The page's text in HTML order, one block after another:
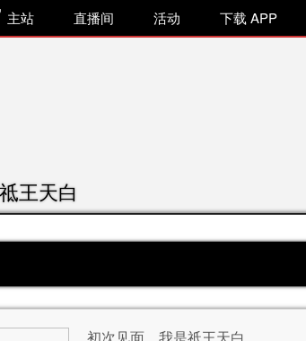
主站 直播间 活动 下载 APP
王天白